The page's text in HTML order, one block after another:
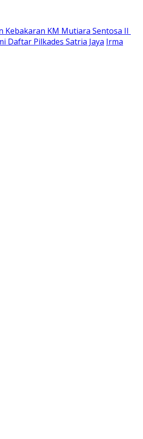
Kebakaran KM Mutiara Sentosa II
Daftar Pilkades Satria Jaya Irma